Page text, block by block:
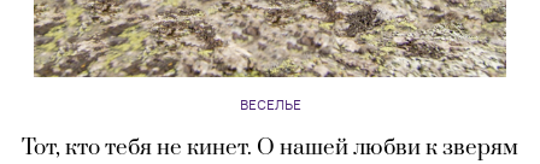
ВЕСЕЛЬЕ
Тот, кто тебя не кинет. О нашей любви к зверям